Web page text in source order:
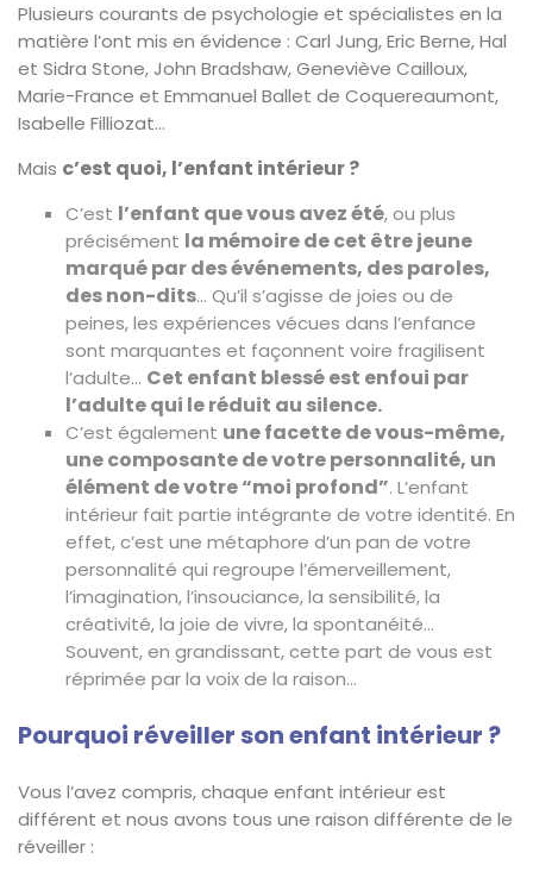
Plusieurs courants de psychologie et spécialistes en la
matière l’ont mis en évidence : Carl Jung, Eric Berne, Hal
et Sidra Stone, John Bradshaw, Geneviève Cailloux,
Marie-France et Emmanuel Ballet de Coquereaumont,
Isabelle Filliozat…
Mais c’est quoi, l’enfant intérieur ?
C’est l’enfant que vous avez été, ou plus
précisément la mémoire de cet être jeune
marqué par des événements, des paroles,
des non-dits… Qu’il s’agisse de joies ou de
peines, les expériences vécues dans l’enfance
sont marquantes et façonnent voire fragilisent
l’adulte… Cet enfant blessé est enfoui par
l’adulte qui le réduit au silence.
C’est également une facette de vous-même,
une composante de votre personnalité, un
élément de votre “moi profond”. L’enfant
intérieur fait partie intégrante de votre identité. En
effet, c’est une métaphore d’un pan de votre
personnalité qui regroupe l’émerveillement,
l’imagination, l’insouciance, la sensibilité, la
créativité, la joie de vivre, la spontanéité…
Souvent, en grandissant, cette part de vous est
réprimée par la voix de la raison…
Pourquoi réveiller son enfant intérieur ?
Vous l’avez compris, chaque enfant intérieur est
différent et nous avons tous une raison différente de le
réveiller :